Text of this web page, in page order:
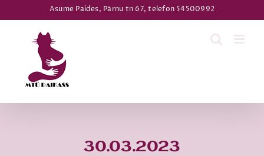
to
content
Asume Paides, Pärnu tn 67, telefon 54500992
30.03.2023